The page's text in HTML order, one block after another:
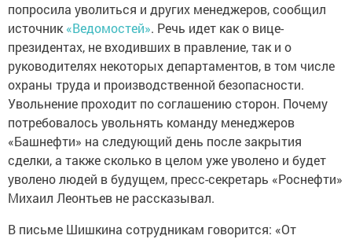
попросила уволиться и других менеджеров, сообщил
источник«Ведомостей». Речь идет как о вице-
президентах, не входивших в правление, так и о
руководителях некоторых департаментов, в том числе
охраны труда и производственной безопасности.
Увольнение проходит по соглашению сторон. Почему
потребовалось увольнять команду менеджеров
«Башнефти» на следующий день после закрытия
сделки, а также сколько в целом уже уволено и будет
уволено людей в будущем, пресс-секретарь «Роснефти»
Михаил Леонтьев не рассказывал.
В письме Шишкина сотрудникам говорится: «От